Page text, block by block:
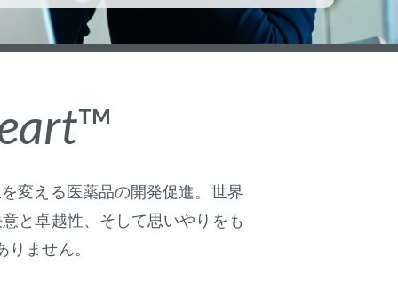
™
変える医薬品の開発促進。世界
と卓越性、そして思いやりをも
ません。